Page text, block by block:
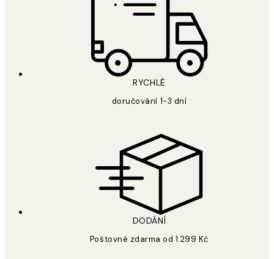
RYCHLÉ
doručování 1-3 dní
DODÁNÍ
Poštovné zdarma od 1 299 Kč